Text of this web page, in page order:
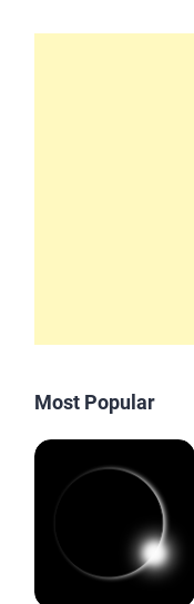
Most Popular